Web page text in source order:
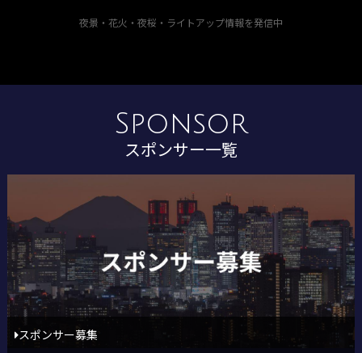
夜景・花火・夜桜・ライトアップ情報を発信中
Sponsor
スポンサー一覧
スポンサー募集